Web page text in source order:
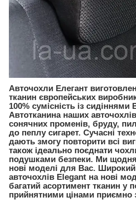
Авточохли Елегант
тканин європейських
100% сумісність із сидіннями
Автотканина наших
сонячних променів, бруду,
до пеплу сигарет. Сучасні
дають змогу повторити всі
також ідеально поєднати
подушками безпеки. Ми
нові моделі для Вас.
авточохлів Elegant на нові
багатий асортимент тканин у
прийнятними цінами приємно